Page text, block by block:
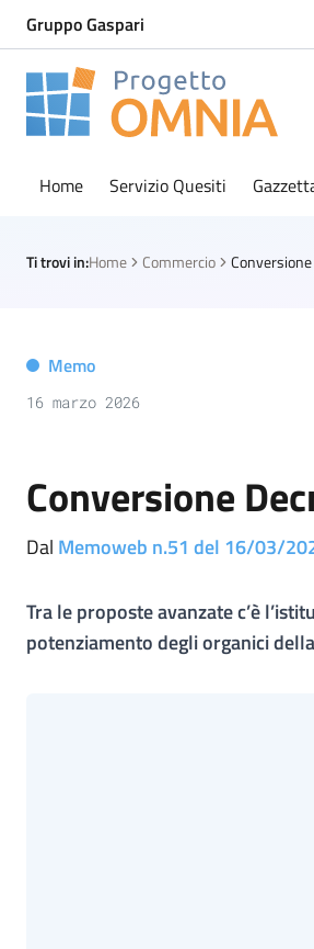
Gruppo Gaspari
Progetto Omnia
Home Servizio Quesiti
Ti trovi in:Home Commercio
Memo
16 marzo 2026
Conversione
Dal Memoweb n.51 del 16/03/
Tra le proposte avanzate c’è
potenziamento degli organici